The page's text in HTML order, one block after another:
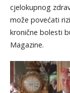
cjelokupnog
može povećati
kronične bolesti
Magazine.